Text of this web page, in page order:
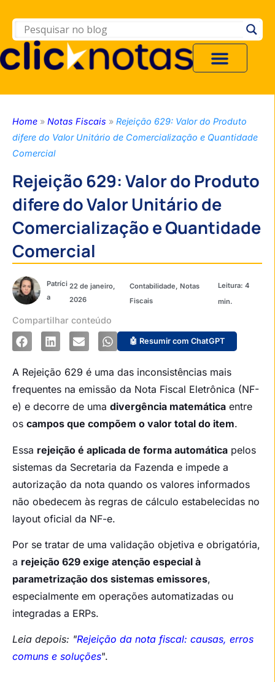
Home » Notas Fiscais » Rejeição 629: Valor do Produto
difere do Valor Unitário de Comercialização e Quantidade
Comercial
Rejeição 629: Valor do Produto
difere do Valor Unitário de
Comercialização e Quantidade
Comercial
Patríci
a
22 de janeiro,
2026
Contabilidade, Notas
Fiscais
Compartilhar conteúdo
🤖 Resumir com ChatGPT
A Rejeição 629 é uma das inconsistências mais
frequentes na emissão da Nota Fiscal Eletrônica (NF-
e) e decorre de uma divergência matemática entre
os campos que compõem o valor total do item.
Essa rejeição é aplicada de forma automática pelos
sistemas da Secretaria da Fazenda e impede a
autorização da nota quando os valores informados
não obedecem às regras de cálculo estabelecidas no
layout oficial da NF-e.
Por se tratar de uma validação objetiva e obrigatória,
a rejeição 629 exige atenção especial à
parametrização dos sistemas emissores,
especialmente em operações automatizadas ou
integradas a ERPs.
Leia depois: "Rejeição da nota fiscal: causas, erros
comuns e soluções".